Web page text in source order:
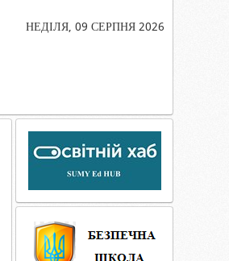
НЕДІЛЯ, 09 СЕРПНЯ 2026